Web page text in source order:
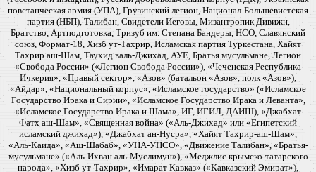
повстанческая армия (УПА), Грузинский легион, Национал-Большевистская
партия (НБП), Талибан, Свидетели Иеговы, Мизантропик Дивижн,
Братство, Артподготовка, Тризуб им. Степана Бандеры, НСО, Славянский
союз, Формат-18, Хизб ут-Тахрир, Исламская партия Туркестана, Хайят
Тахрир аш-Шам, Таухид валь-Джихад, АУЕ, Братья мусульмане, Легион
«Свобода России» («Легион Свобода России»), «Чеченская Республика
Ичкерия», «Правый сектор», «Азов» (батальон «Азов», полк «Азов»),
«Айдар», «Национальный корпус», «Исламское государство» («Исламское
Государство Ирака и Сирии», «Исламское Государство Ирака и Леванта»,
«Исламское Государство Ирака и Шама», ИГ, ИГИЛ, ДАИШ), «Джабхат
Фатх аш-Шам», «Священная война» («Аль-Джихад» или «Египетский
исламский джихад»), «Джабхат ан-Нусра», «Хайят Тахрир-аш-Шам»,
«Аль-Каида», «Аш-Шабаб», «УНА-УНСО», «Движение Талибан», «Братья-
мусульмане» («Аль-Ихван аль-Муслимун»), «Меджлис крымско-татарского
народа», «Хизб ут-Тахрир», «Имарат Кавказ» («Кавказский Эмират»),